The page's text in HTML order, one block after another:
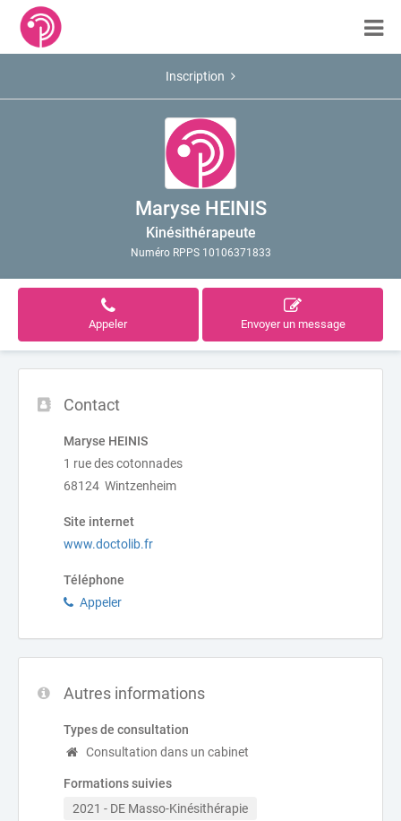
Inscription
Maryse HEINIS
Kinésithérapeute
Numéro RPPS 10106371833
Appeler Envoyer un message
Contact
Maryse HEINIS
1 rue des cotonnades
68124 Wintzenheim
Site internet
www.doctolib.fr
Téléphone
Appeler
Autres informations
Types de consultation
Consultation dans un cabinet
Formations suivies
2021 - DE Masso-Kinésithérapie